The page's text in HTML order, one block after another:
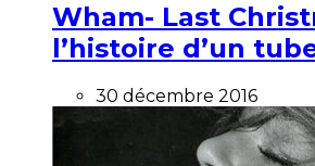
Wham- Last
l’histoire d’un
30 décembre 2016